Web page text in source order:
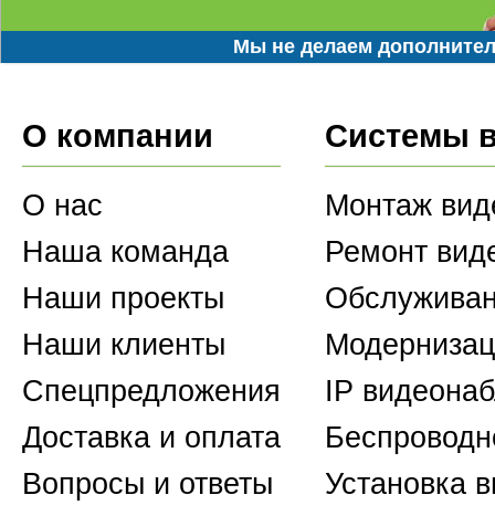
Мы не делаем
О компании
О нас
Наша команда
Наши проекты
Наши клиенты
Спецпредложения
Доставка и оплата
Вопросы и ответы
Системы
Монтаж
Ремонт
IP
Установка